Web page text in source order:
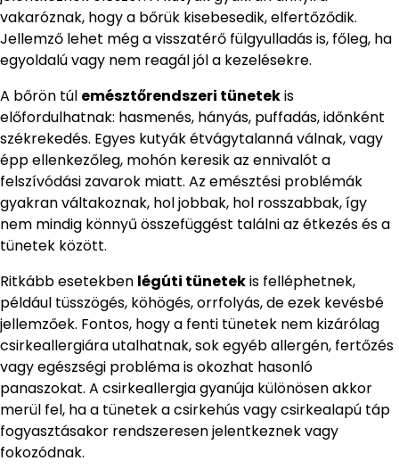
vakaróznak, hogy a bőrük kisebesedik, elfertőződik.
Jellemző lehet még a visszatérő fülgyulladás is, főleg, ha
egyoldalú vagy nem reagál jól a kezelésekre.
A bőrön túl emésztőrendszeri tünetekis
előfordulhatnak: hasmenés, hányás, puffadás, időnként
székrekedés. Egyes kutyák étvágytalanná válnak, vagy
épp ellenkezőleg, mohón keresik az ennivalót a
felszívódási zavarok miatt. Az emésztési problémák
gyakran váltakoznak, hol jobbak, hol rosszabbak, így
nem mindig könnyű összefüggést találni az étkezés és a
tünetek között.
Ritkább esetekben légúti tünetekis felléphetnek,
például tüsszögés, köhögés, orrfolyás, de ezek kevésbé
jellemzőek. Fontos, hogy a fenti tünetek nem kizárólag
csirkeallergiára utalhatnak, sok egyéb allergén, fertőzés
vagy egészségi probléma is okozhat hasonló
panaszokat. A csirkeallergia gyanúja különösen akkor
merül fel, ha a tünetek a csirkehús vagy csirkealapú táp
fogyasztásakor rendszeresen jelentkeznek vagy
fokozódnak.